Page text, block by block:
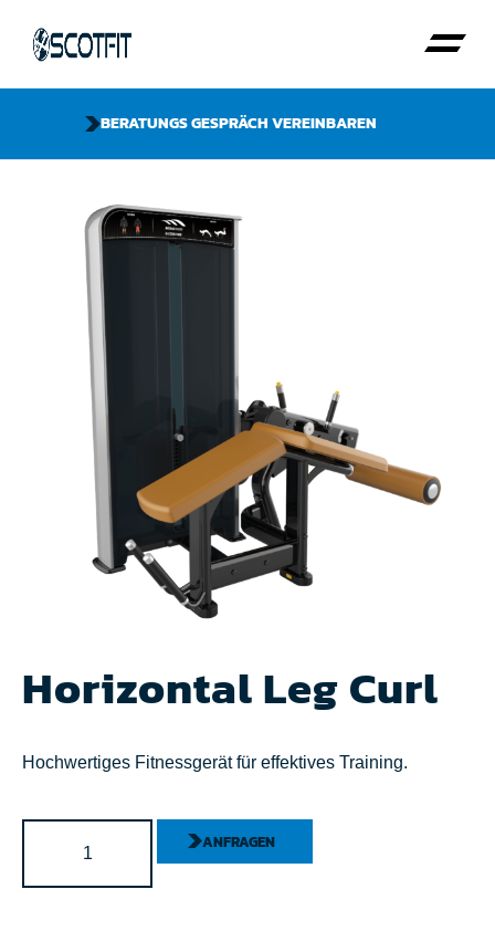
BERATUNGS GESPRÄCH VEREINBAREN
Horizontal Leg Curl
Hochwertiges Fitnessgerät für effektives Training.
ANFRAGEN